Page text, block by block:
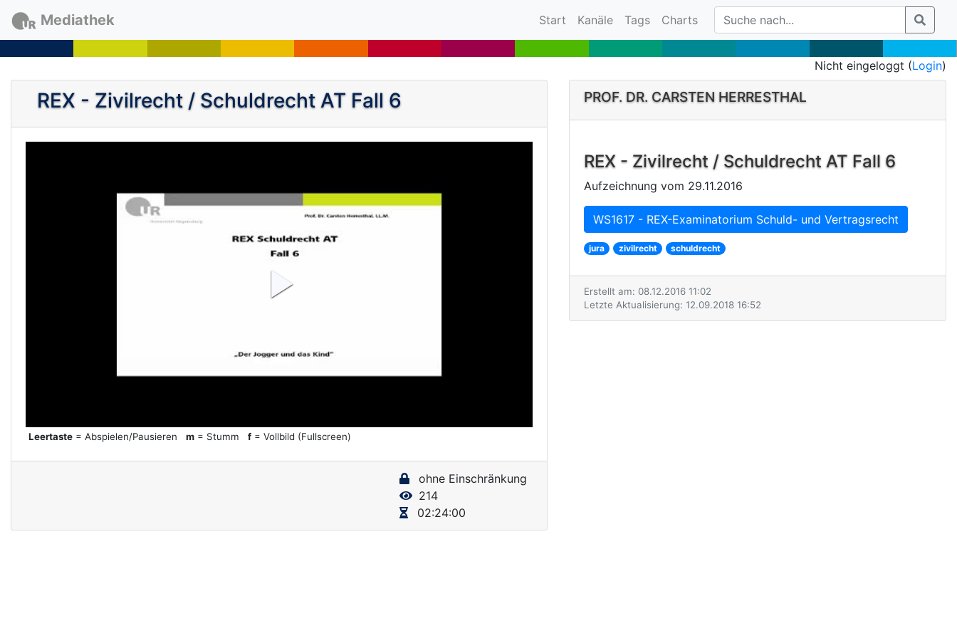
Mediathek Start (current)
Kanäle Tags Charts
Nicht eingeloggt (Login)
REX - Zivilrecht / Schuldrecht AT Fall 6
P
a
d
Leertaste = Abspielen/Pausieren m = Stumm f = Vollbild (Fullscreen)
ohne Einschränkung
214
02:24:00
PROF. DR. CARSTEN HERRESTHAL
REX - Zivilrecht / Schuldrecht AT Fall 6
Aufzeichnung vom 29.11.2016
WS1617 - REX-Examinatorium Schuld- und Vertragsrecht
jura zivilrecht schuldrecht
Erstellt am: 08.12.2016 11:02
Letzte Aktualisierung: 12.09.2018 16:52